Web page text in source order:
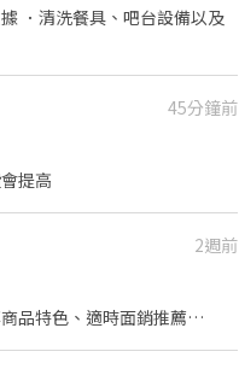
．清洗餐具、吧台設備以及
45分鐘前
，鐘點費會提高
2週前
品特色、適時面銷推薦…